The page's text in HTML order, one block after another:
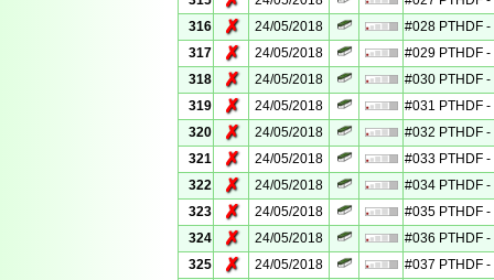
316
✗ 24/05/2018
#028 PTHDF
317
✗ 24/05/2018
#029 PTHDF
318
✗ 24/05/2018
#030 PTHDF
319
✗ 24/05/2018
#031 PTHDF
320
✗ 24/05/2018
#032 PTHDF
321
✗ 24/05/2018
#033 PTHDF
322
✗ 24/05/2018
#034 PTHDF
323
✗ 24/05/2018
#035 PTHDF
324
✗ 24/05/2018
#036 PTHDF
325
✗ 24/05/2018
#037 PTHDF